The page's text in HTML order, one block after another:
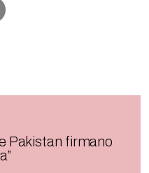
Pakistan firmano